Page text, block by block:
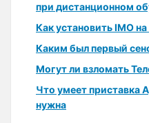
при дистанционном
Как установить IMO
Каким был первый
Могут ли взломать
Что умеет приставка
нужна